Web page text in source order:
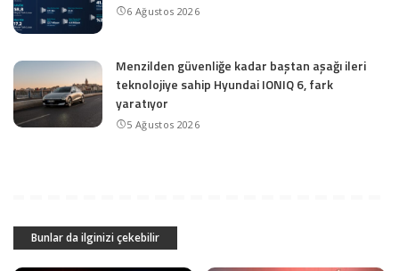
6 Ağustos 2026
Menzilden güvenliğe kadar baştan aşağı ileri
teknolojiye sahip Hyundai IONIQ 6, fark
yaratıyor
5 Ağustos 2026
Bunlar da ilginizi çekebilir